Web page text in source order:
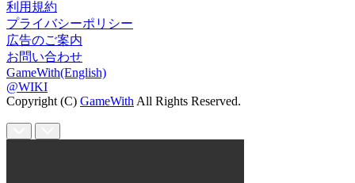
利用規約
プライバシーポリシー
広告のご案内
お問い合わせ
GameWith(English)
@WIKI
Copyright (C) GameWithAll Rights Reserved.